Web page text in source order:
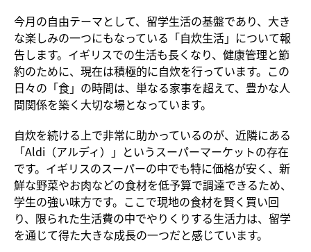
今月の自由テーマとして、留学生活の基盤であり、大き
な楽しみの一つにもなっている「自炊生活」について報
告します。イギリスでの生活も長くなり、健康管理と節
約のために、現在は積極的に自炊を行っています。この
日々の「食」の時間は、単なる家事を超えて、豊かな人
間関係を築く大切な場となっています。
自炊を続ける上で非常に助かっているのが、近隣にある
「Aldi（アルディ）」というスーパーマーケットの存在
です。イギリスのスーパーの中でも特に価格が安く、新
鮮な野菜やお肉などの食材を低予算で調達できるため、
学生の強い味方です。ここで現地の食材を賢く買い回
り、限られた生活費の中でやりくりする生活力は、留学
を通じて得た大きな成長の一つだと感じています。